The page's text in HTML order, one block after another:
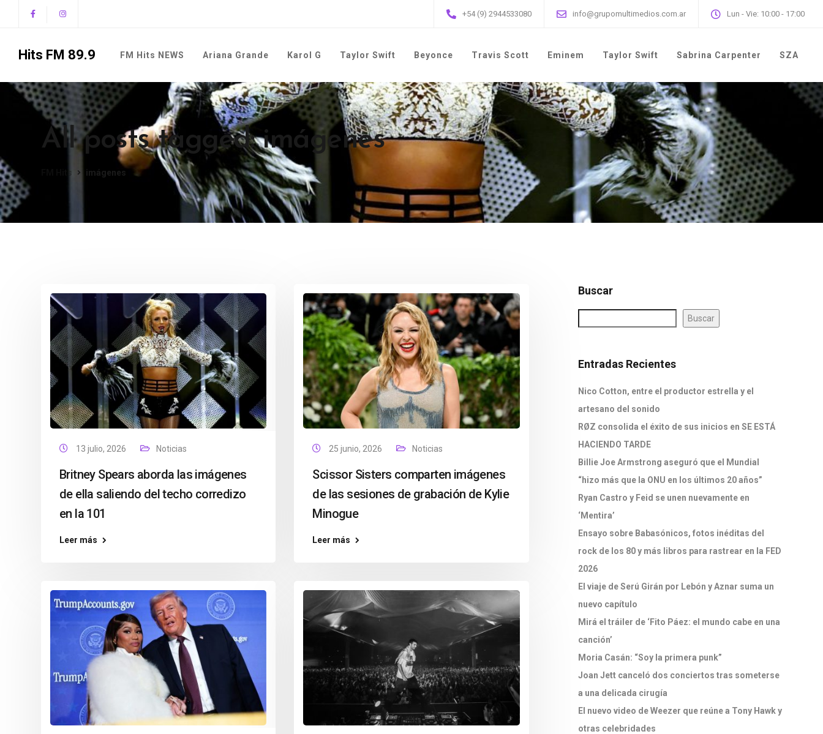
+54 (9) 2944533080 info@grupomultimedios.com.ar Lun - Vie: 10:00 - 17:00
Hits FM 89.9 FM Hits NEWS Ariana Grande Karol G Taylor Swift Beyonce Travis Scott Eminem Taylor Swift Sabrina Carpenter SZA
All posts tagged: imágenes
imágenes
13 julio, 2026 Noticias
Britney Spears aborda las imágenes
de ella saliendo del techo corredizo
en la 101
Leer más
25 junio, 2026 Noticias
Scissor Sisters comparten imágenes
de las sesiones de grabación de Kylie
Minogue
Leer más
Buscar
Buscar
Entradas Recientes
Nico Cotton, entre el productor estrella y el
artesano del sonido
RØZ consolida el éxito de sus inicios en SE ESTÁ
HACIENDO TARDE
Billie Joe Armstrong aseguró que el Mundial
“hizo más que la ONU en los últimos 20 años”
Ryan Castro y Feid se unen nuevamente en
‘Mentira’
Ensayo sobre Babasónicos, fotos inéditas del
rock de los 80 y más libros para rastrear en la FED
2026
El viaje de Serú Girán por Lebón y Aznar suma un
nuevo capítulo
Mirá el tráiler de ‘Fito Páez: el mundo cabe en una
canción’
Moria Casán: “Soy la primera punk”
Joan Jett canceló dos conciertos tras someterse
a una delicada cirugía
El nuevo video de Weezer que reúne a Tony Hawk y
otras celebridades